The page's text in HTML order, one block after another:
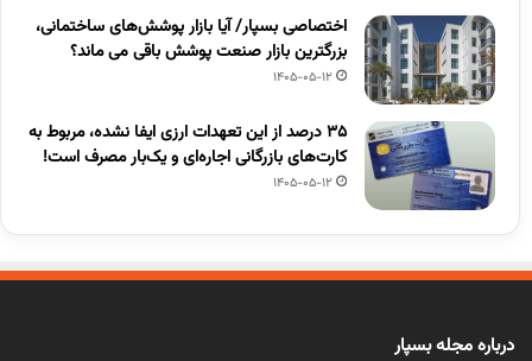
اختصاصی بسپار/ آیا بازار پوشش‌های ساختمانی،
بزرگترین بازار صنعت پوشش باقی می ماند؟
1405-05-12
۳۵ درصد از این تعهدات ارزی ایفا نشده، مربوط به
کارت‌های بازرگانی اجاره‌ای و یک‌بار مصرف است!
1405-05-12
درباره مجله بسپار